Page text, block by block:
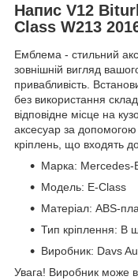
Напис V12
Class W213
Емблема - стильний
зовнішній вигляд
привабливість.
без використання
відповідне місце на
аксесуар за допомогою
кріплень, що входять
Марка: Mercedes-
Модель: E-Class
Матеріал: ABS-
Тип кріплення: В
Виробник: Davs
Увага! Виробник може